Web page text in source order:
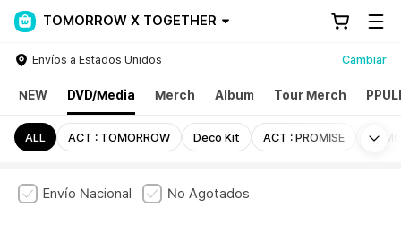
TOMORROW X TOGETHER
Envíos a Estados Unidos Cambiar
NEW DVD/Media Merch Album Tour Merch
ALL ACT : TOMORROW Deco Kit ACT : PROMISE
Envío Nacional No Agotados